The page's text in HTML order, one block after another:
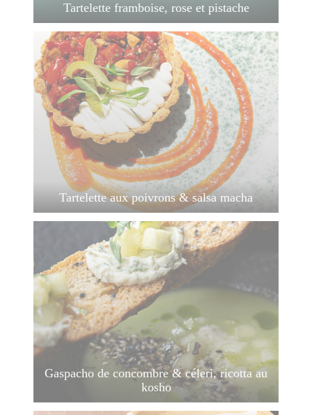
Tartelette framboise, rose et pistache
Tartelette aux poivrons & salsa macha
Gaspacho de concombre & céleri, ricotta au
kosho